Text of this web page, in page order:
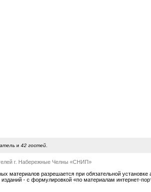
и 42 гостей.
г. Набережные Челны «СНИП»
материалов разрешается при обязательной установке
- с формулировкой «по материалам интернет-